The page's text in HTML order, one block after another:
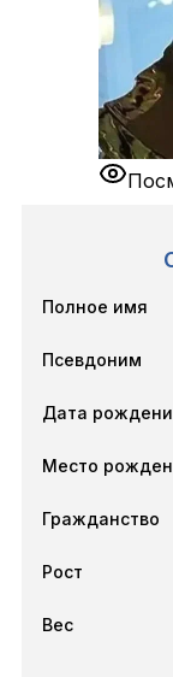
Полное имя
Псевдоним
Дата
Место
Гражданство
Рост
Вес